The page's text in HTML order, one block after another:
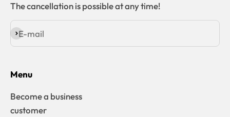
The cancellation is possible at any time!
E-mail
Subscribe
Menu
Become a business
customer